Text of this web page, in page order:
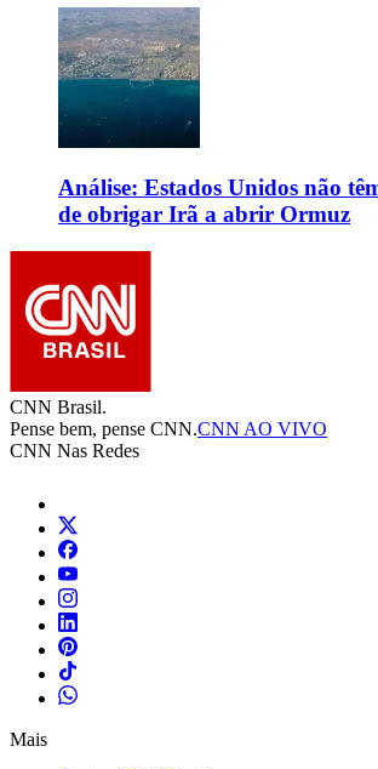
Análise: Estados Unidos não
de obrigar Irã a abrir Ormuz
CNN Brasil.
Pense bem, pense CNN.CNN AO VIVO
CNN Nas Redes
Mais